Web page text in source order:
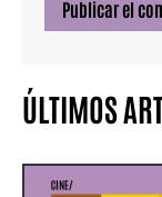
ÚLTIMOS